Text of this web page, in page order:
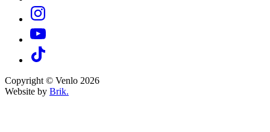
Copyright © Venlo 2026
Website by Brik.